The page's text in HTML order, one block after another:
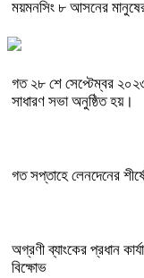
ময়মনসিং ৮ আসনের
গত ২৮ শে সেপ্টেম্বর ২০২৩
সাধারণ সভা অনুষ্ঠিত হয়।
গত সপ্তাহে লেনদেনের
অগ্রণী ব্যাংকের প্রধান
বিক্ষোভ